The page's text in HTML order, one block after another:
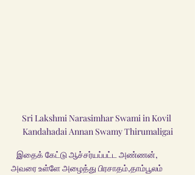
Sri Lakshmi Narasimhar Swami in Kovil
Kandahadai Annan Swamy Thirumaligai
அவரை உள்ளே அழைத்து பிரசாதம்,தாம்பூலம்